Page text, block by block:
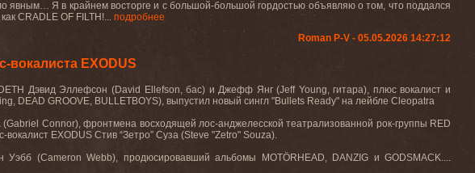
Я в крайнем восторге и с большой-большой гордостью объявляю о том, что поддался
CRADLE OF FILTH !... подробнее
Roman P-V - 05.05.2026 14:27:12
вокалиста EXODUS
Дэвид Эллефсон (David Ellefson, бас) и Джефф Янг (Jeff Young, гитара), плюс вокалист и
DEAD GROOVE, BULLETBOYS), выпустил новый сингл "Bullets Ready" на лейбле Cleopatra
(Gabriel Connor),фронтмена восходящей лос-анджелесской театрализованной рок-группы RED
вокалист EXODUS Стив “Зетро” Суза (Steve "Zetro" Souza).
Уэбб (Cameron Webb), продюсировавший альбомы MOTÖRHEAD, DANZIG иGODSMACK....